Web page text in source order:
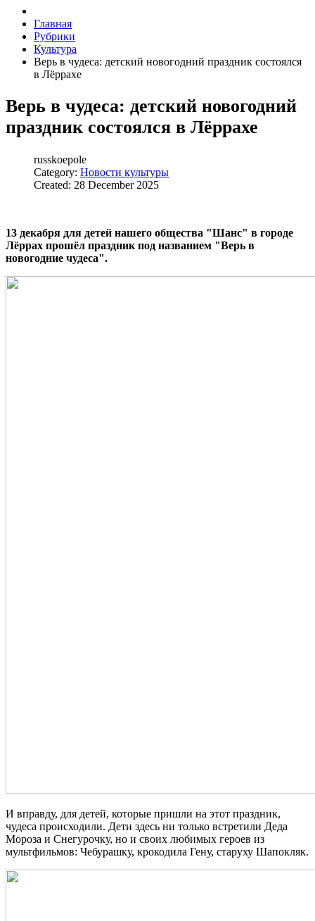
Главная
Рубрики
Культура
Верь в чудеса: детский новогодний праздник состоялся
в Лёррахе
Верь в чудеса: детский новогодний
праздник состоялся в Лёррахе
russkoepole
Category: Новости культуры
Created: 28 December 2025
13 декабря для детей нашего общества "Шанс" в городе
Лёррах прошёл праздник под названием "Верь в
новогодние чудеса".
И вправду, для детей, которые пришли на этот праздник,
чудеса происходили. Дети здесь ни только встретили Деда
Мороза и Снегурочку, но и своих любимых героев из
мультфильмов: Чебурашку, крокодила Гену, старуху Шапокляк.